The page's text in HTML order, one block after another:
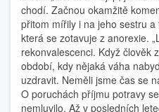
chodí. Začnou okamžitě
přitom mířily i na jeho sestru
která se zotavuje z anorexie.
rekonvalescenci. Když člověk
období, kdy nějaká váha
uzdravit. Neměli jsme čas se
O poruchách příjmu potravy
nemluvilo. Až v posledních